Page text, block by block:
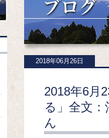
2018年06月26日
2018年6月
る」全文
ん